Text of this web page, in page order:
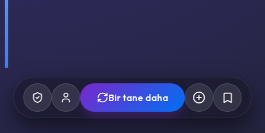
Bir tane daha